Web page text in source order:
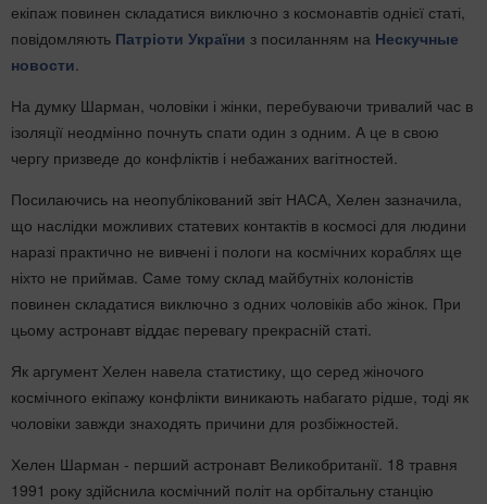
екіпаж повинен складатися виключно з космонавтів однієї статі,
повідомляють Патріоти України з посиланням на Нескучные
новости.
На думку Шарман, чоловіки і жінки, перебуваючи тривалий час в
ізоляції неодмінно почнуть спати один з одним. А це в свою
чергу призведе до конфліктів і небажаних вагітностей.
Посилаючись на неопублікований звіт НАСА, Хелен зазначила,
що наслідки можливих статевих контактів в космосі для людини
наразі практично не вивчені і пологи на космічних кораблях ще
ніхто не приймав. Саме тому склад майбутніх колоністів
повинен складатися виключно з одних чоловіків або жінок. При
цьому астронавт віддає перевагу прекрасній статі.
Як аргумент Хелен навела статистику, що серед жіночого
космічного екіпажу конфлікти виникають набагато рідше, тоді як
чоловіки завжди знаходять причини для розбіжностей.
Хелен Шарман - перший астронавт Великобританії. 18 травня
1991 року здійснила космічний політ на орбітальну станцію